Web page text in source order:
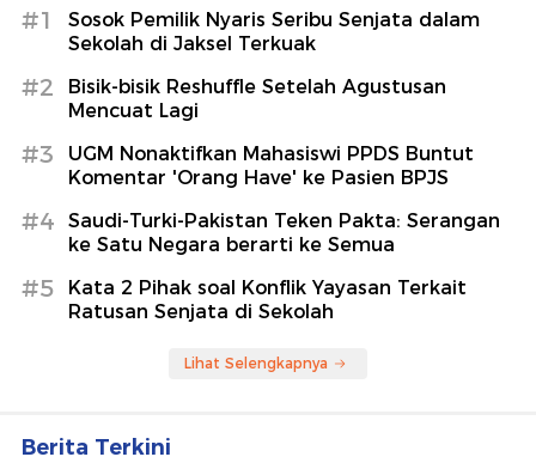
#1
Sosok Pemilik Nyaris Seribu Senjata dalam
Sekolah di Jaksel Terkuak
#2
Bisik-bisik Reshuffle Setelah Agustusan
Mencuat Lagi
#3
UGM Nonaktifkan Mahasiswi PPDS Buntut
Komentar 'Orang Have' ke Pasien BPJS
#4
Saudi-Turki-Pakistan Teken Pakta: Serangan
ke Satu Negara berarti ke Semua
#5
Kata 2 Pihak soal Konflik Yayasan Terkait
Ratusan Senjata di Sekolah
Lihat Selengkapnya
Berita Terkini